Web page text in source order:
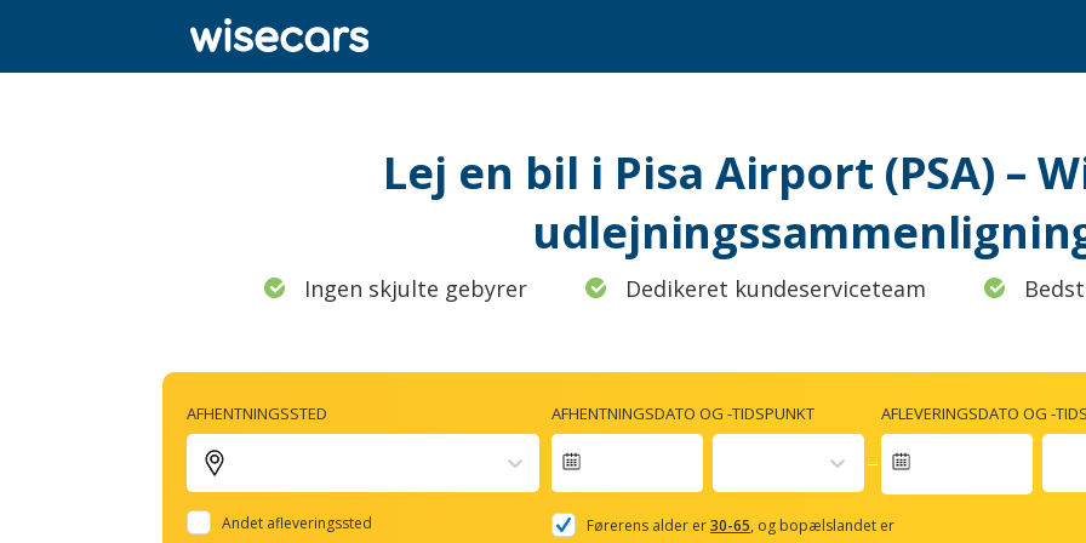
Lej en bil i Pisa Airport (PSA) –
Ingen skjulte gebyrer Dedikeret kundeserviceteam
AFHENTNINGSSTED
Andet afleveringssted
AFHENTNINGSDATO OG -TIDSPUNKT
to
AFLEVERINGSDATO OG -
Førerens alder er30-65, og bopælslandet er